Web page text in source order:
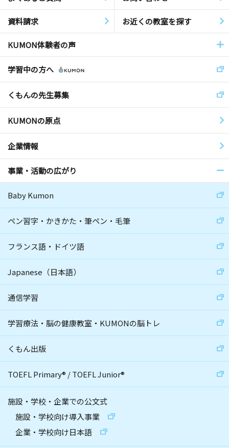
資料請求 お近くの教室を探す
KUMON体験者の声
学習中の方へ
くもんの先生募集
KUMONの原点
企業情報
事業・活動の広がり
Baby Kumon
ペン習字・かきかた・筆ペン・毛筆
フランス語・ドイツ語
Japanese（日本語）
通信学習
学習療法・脳の健康教室・KUMONの脳トレ
くもん出版
TOEFL Primary® /TOEFL Junior®
施設・学校・企業での公文式
施設・学校向け導入事業
企業・学校向け日本語